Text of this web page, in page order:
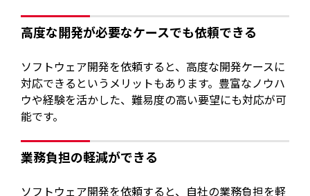
高度な開発が必要なケースでも依頼できる
ソフトウェア開発を依頼すると、高度な開発ケースに
対応できるというメリットもあります。豊富なノウハ
ウや経験を活かした、難易度の高い要望にも対応が可
能です。
業務負担の軽減ができる
ソフトウェア開発を依頼すると、自社の業務負担を軽